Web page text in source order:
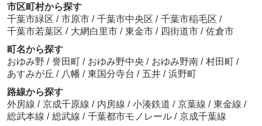
市区町村から探す
千葉市緑区 / 市原市 / 千葉市中央区 / 千葉市稲毛区 /
千葉市若葉区 / 大網白里市 / 東金市 / 四街道市 / 佐倉市
町名から探す
おゆみ野 / 誉田町 / おゆみ野中央 / おゆみ野南 / 村田町 /
あすみが丘 / 八幡 / 東国分寺台 / 五井 / 浜野町
路線から探す
外房線 / 京成千原線 / 内房線 / 小湊鉄道 / 京葉線 / 東金線 /
総武本線 / 総武線 / 千葉都市モノレール / 京成千葉線